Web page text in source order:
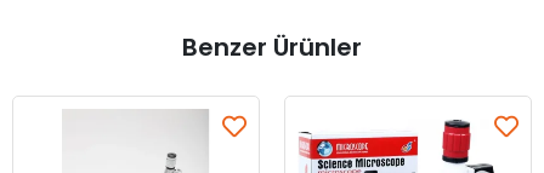
Benzer Ürünler